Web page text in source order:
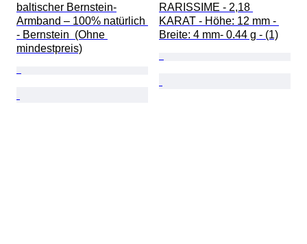
baltischer Bernstein-
Armband – 100% natürlich
- Bernstein  (Ohne
mindestpreis)
RARISSIME - 2,18
KARAT - Höhe: 12 mm -
Breite: 4 mm- 0.44 g - (1)